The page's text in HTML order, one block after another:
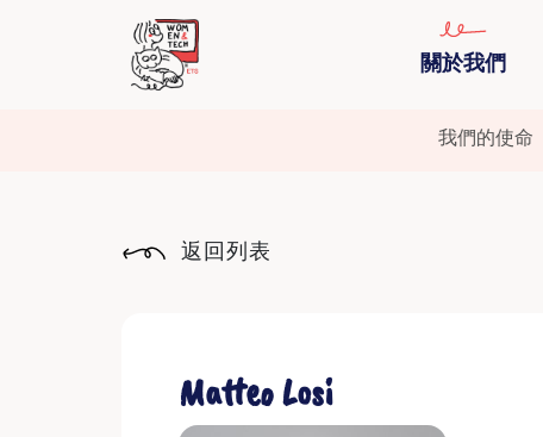
關於我們
我們的使命
返回列表
Matteo Losi